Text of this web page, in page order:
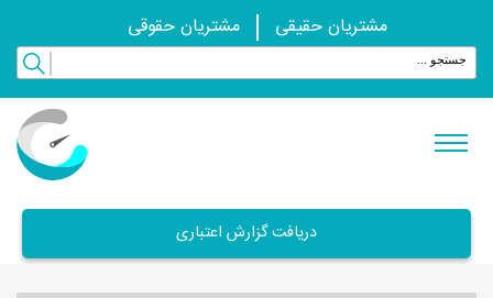
مشتریان حقیقی مشتریان حقوقی
دریافت گزارش اعتباری